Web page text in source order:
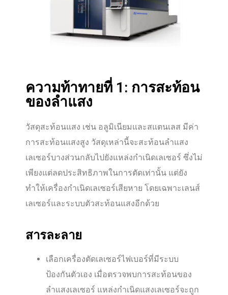
ความท้าทายที่ 1: การสะท้อน
ของลำแสง
วัสดุสะท้อนแสง เช่น อลูมิเนียมและสแตนเลส มีค่า
การสะท้อนแสงสูง วัสดุเหล่านี้จะสะท้อนลำแสง
เลเซอร์บางส่วนกลับไปยังแหล่งกำเนิดเลเซอร์ ซึ่งไม่
เพียงแต่ลดประสิทธิภาพในการตัดเท่านั้น แต่ยัง
ทำให้เครื่องกำเนิดเลเซอร์เสียหาย โดยเฉพาะเลนส์
เลเซอร์และระบบตัวสะท้อนแสงอีกด้วย
สารละลาย
เลือกเครื่องตัดเลเซอร์ไฟเบอร์ที่มีระบบ
ป้องกันตัวเอง เมื่อตรวจพบการสะท้อนของ
ลำแสงเลเซอร์ แหล่งกำเนิดแสงเลเซอร์จะถูก